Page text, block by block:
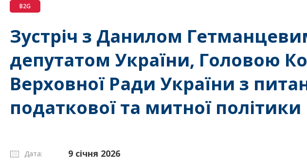
B2G
Зустріч з Данилом
депутатом України, Головою
Верховної Ради України з
податкової та митної політики
Дата: 9 січня 2026